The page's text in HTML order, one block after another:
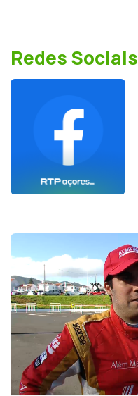
Redes Sociais